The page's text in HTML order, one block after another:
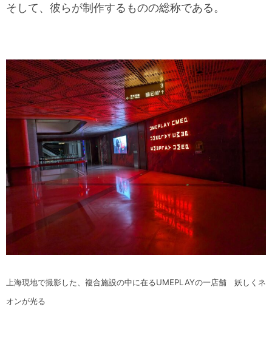
そして、彼らが制作するものの総称である。
上海現地で撮影した、複合施設の中に在るUMEPLAYの一店舗 妖しくネ
オンが光る